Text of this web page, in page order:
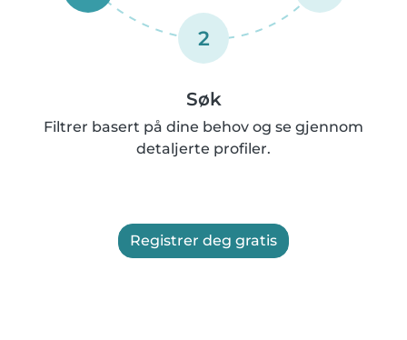
2
Søk
Filtrer basert på dine behov og se gjennom
detaljerte profiler.
Registrer deg gratis